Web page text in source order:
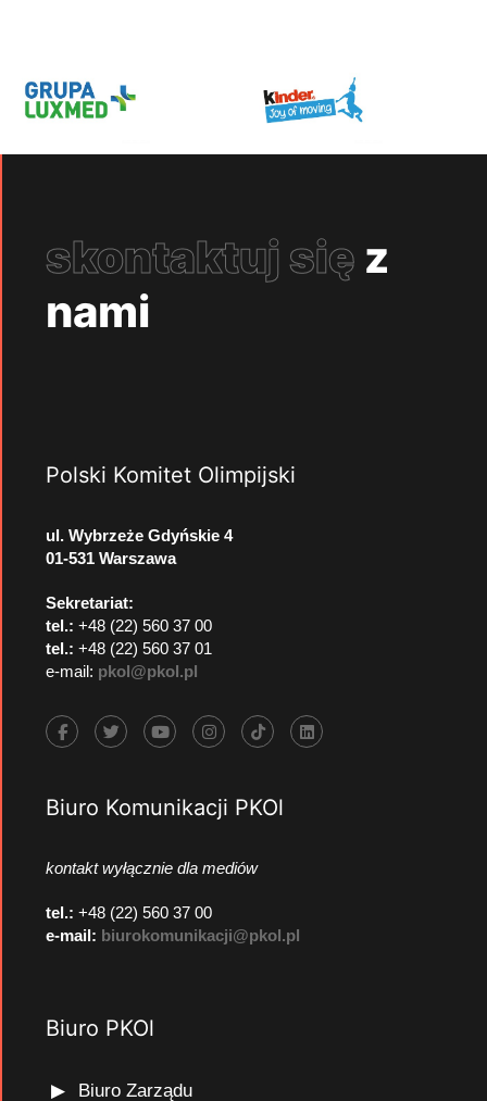
skontaktuj się z
nami
Polski Komitet Olimpijski
ul. Wybrzeże Gdyńskie 4
01-531 Warszawa
Sekretariat:
tel.: +48 (22) 560 37 00
tel.: +48 (22) 560 37 01
e-mail: pkol@pkol.pl
Biuro Komunikacji PKOl
kontakt wyłącznie dla mediów
tel.: +48 (22) 560 37 00
e-mail: biurokomunikacji@pkol.pl
Biuro PKOl
Biuro Zarządu